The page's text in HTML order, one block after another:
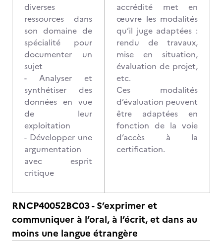
diverses
ressources dans
son domaine de
spécialité pour
documenter un
sujet
- Analyser et
synthétiser des
données en vue
de leur
exploitation
- Développer une
argumentation
avec esprit
critique
accrédité met en
œuvre les modalités
qu’il juge adaptées :
rendu de travaux,
mise en situation,
évaluation de projet,
etc.
Ces modalités
d’évaluation peuvent
être adaptées en
fonction de la voie
d’accès à la
certification.
RNCP40052BC03 - S’exprimer et
communiquer à l’oral, à l’écrit, et dans au
moins une langue étrangère